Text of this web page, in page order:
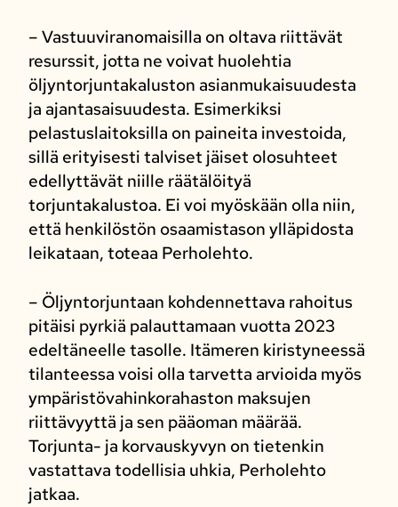
– Vastuuviranomaisilla on oltava riittävät
resurssit, jotta ne voivat huolehtia
öljyntorjuntakaluston asianmukaisuudesta
ja ajantasaisuudesta. Esimerkiksi
pelastuslaitoksilla on paineita investoida,
sillä erityisesti talviset jäiset olosuhteet
edellyttävät niille räätälöityä
torjuntakalustoa. Ei voi myöskään olla niin,
että henkilöstön osaamistason ylläpidosta
leikataan, toteaa Perholehto.
– Öljyntorjuntaan kohdennettava rahoitus
pitäisi pyrkiä palauttamaan vuotta 2023
edeltäneelle tasolle. Itämeren kiristyneessä
tilanteessa voisi olla tarvetta arvioida myös
ympäristövahinkorahaston maksujen
riittävyyttä ja sen pääoman määrää.
Torjunta- ja korvauskyvyn on tietenkin
vastattava todellisia uhkia, Perholehto
jatkaa.